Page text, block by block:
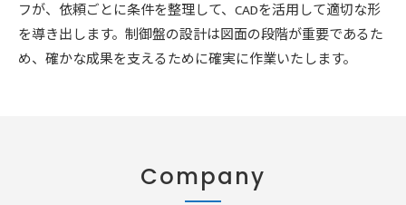
フが、依頼ごとに条件を整理して、CADを活用して適切な形
を導き出します。制御盤の設計は図面の段階が重要であるた
め、確かな成果を支えるために確実に作業いたします。
Company